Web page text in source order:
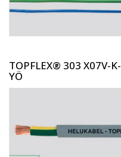
TOPFLEX® 303 X07V-K-
YÖ